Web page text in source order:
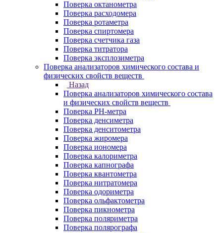
Поверка октанометра
Поверка расходомера
Поверка ротаметра
Поверка спиртомера
Поверка счетчика газа
Поверка титратора
Поверка эксплозиметра
Поверка анализаторов химического состава и
физических свойств веществ
Назад
Поверка анализаторов химического состава
и физических свойств веществ
Поверка PH-метра
Поверка денсиметра
Поверка денситометра
Поверка жиромера
Поверка иономера
Поверка калориметра
Поверка капнографа
Поверка квантометра
Поверка нитратомера
Поверка одориметра
Поверка ольфактометра
Поверка пикнометра
Поверка поляриметра
Поверка полярографа